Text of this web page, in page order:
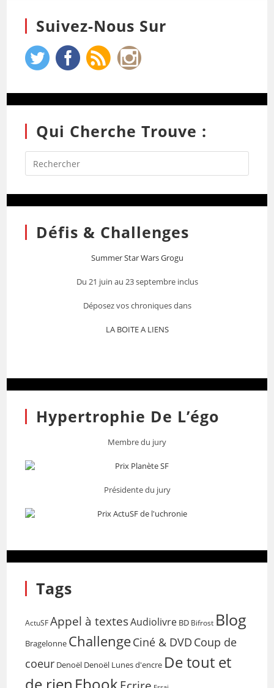
Suivez-Nous Sur
Qui Cherche Trouve :
Défis & Challenges
Summer Star Wars Grogu
Du 21 juin au 23 septembre inclus
Déposez vos chroniques dans
LA BOITE A LIENS
Hypertrophie De L’égo
Membre du jury
Présidente du jury
Tags
ActuSF Appel à textesAudiolivre BD Bifrost Blog
Bragelonne ChallengeCiné & DVD Coup de
coeur Denoël Denoël Lunes d'encre De tout et